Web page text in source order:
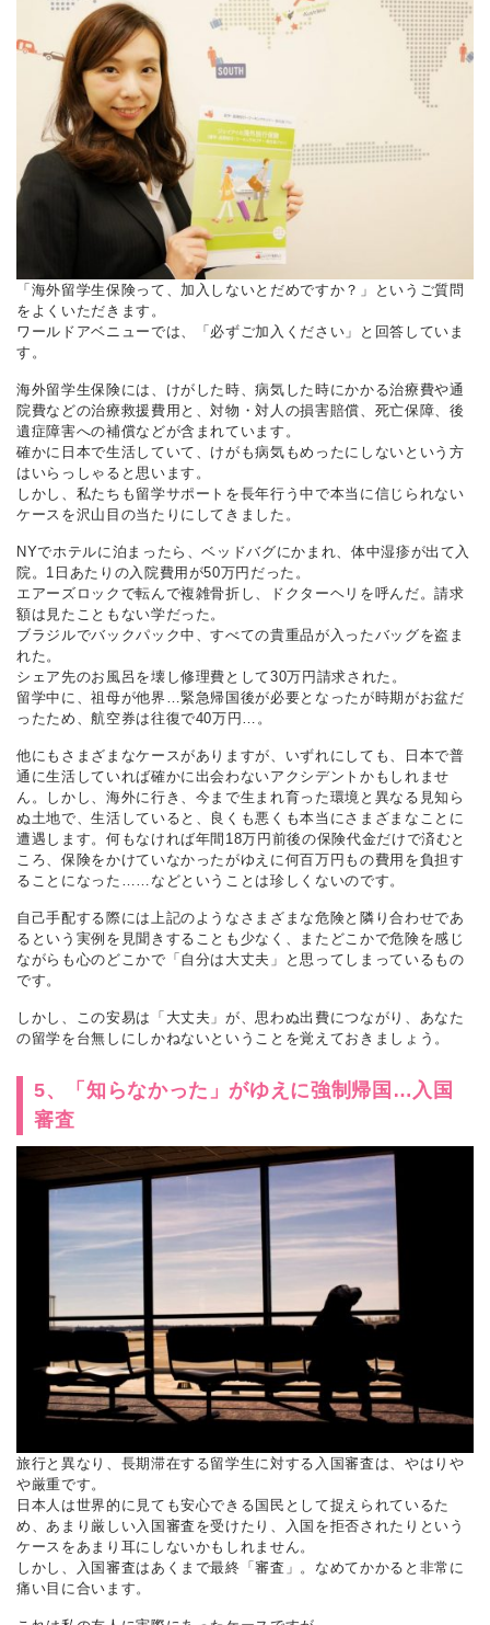
「海外留学生保険って、加入しないとだめですか？」というご質問
をよくいただきます。
ワールドアベニューでは、「必ずご加入ください」と回答していま
す。
海外留学生保険には、けがした時、病気した時にかかる治療費や通
院費などの治療救援費用と、対物・対人の損害賠償、死亡保障、後
遺症障害への補償などが含まれています。
確かに日本で生活していて、けがも病気もめったにしないという方
はいらっしゃると思います。
しかし、私たちも留学サポートを長年行う中で本当に信じられない
ケースを沢山目の当たりにしてきました。
NYでホテルに泊まったら、ベッドバグにかまれ、体中湿疹が出て入
院。1日あたりの入院費用が50万円だった。
エアーズロックで転んで複雑骨折し、ドクターヘリを呼んだ。請求
額は見たこともない学だった。
ブラジルでバックパック中、すべての貴重品が入ったバッグを盗ま
れた。
シェア先のお風呂を壊し修理費として30万円請求された。
留学中に、祖母が他界…緊急帰国後が必要となったが時期がお盆だ
ったため、航空券は往復で40万円…。
他にもさまざまなケースがありますが、いずれにしても、日本で普
通に生活していれば確かに出会わないアクシデントかもしれませ
ん。しかし、海外に行き、今まで生まれ育った環境と異なる見知ら
ぬ土地で、生活していると、良くも悪くも本当にさまざまなことに
遭遇します。何もなければ年間18万円前後の保険代金だけで済むと
ころ、保険をかけていなかったがゆえに何百万円もの費用を負担す
ることになった……などということは珍しくないのです。
自己手配する際には上記のようなさまざまな危険と隣り合わせであ
るという実例を見聞きすることも少なく、またどこかで危険を感じ
ながらも心のどこかで「自分は大丈夫」と思ってしまっているもの
です。
しかし、この安易は「大丈夫」が、思わぬ出費につながり、あなた
の留学を台無しにしかねないということを覚えておきましょう。
5、「知らなかった」がゆえに強制帰国…入国
審査
旅行と異なり、長期滞在する留学生に対する入国審査は、やはりや
や厳重です。
日本人は世界的に見ても安心できる国民として捉えられているた
め、あまり厳しい入国審査を受けたり、入国を拒否されたりという
ケースをあまり耳にしないかもしれません。
しかし、入国審査はあくまで最終「審査」。なめてかかると非常に
痛い目に合います。